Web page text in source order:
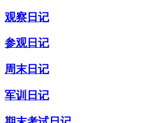
观察日记
参观日记
周末日记
军训日记